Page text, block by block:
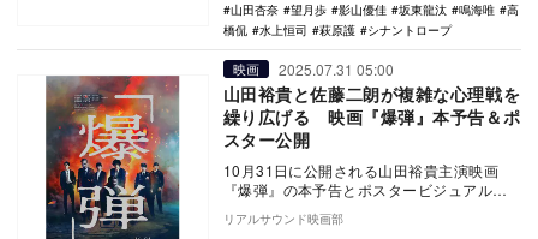
山田杏奈
望月歩 影山優佳 坂東龍汰 鳴海唯
高
橋侃
水上恒司 萩原護 シナントロープ
映画 2025.07.31 05:00
山田裕貴と佐藤二朗が複雑な心理戦を
繰り広げる 映画『爆弾』本予告＆ポ
スター公開
10月31日に公開される山田裕貴主演映画
『爆弾』の本予告とポスタービジュアルが
公開された。 原作は、「このミステリー
がすごい…
リアルサウンド映画部